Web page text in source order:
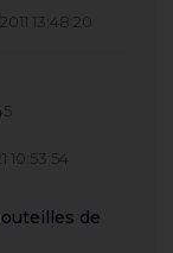
13:48:20
10:53:54
de